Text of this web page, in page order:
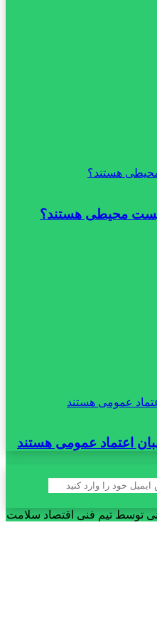
محیطی هستند؟
زیست محیطی هستند؟
عمومی هستند
اعتماد عمومی هستند
توسط تیم فنی اقتصاد سلامت